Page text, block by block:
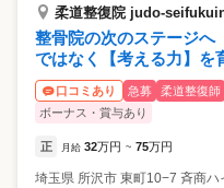
柔道整復院 judo-
整骨院の次のステージへ
ではなく【考える力】を
口コミあり 急募 柔道整復師
ボーナス・賞与あり
正 月給 32万円 ~ 75万円
埼玉県 所沢市 東町10−7 斉商ハ